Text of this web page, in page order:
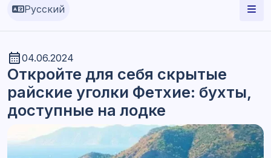
Русский
04.06.2024
Откройте для себя скрытые
райские уголки Фетхие: бухты,
доступные на лодке